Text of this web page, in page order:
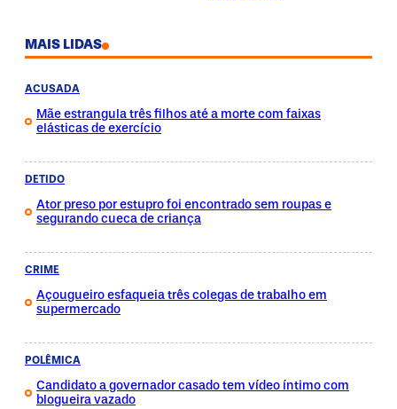
MAIS LIDAS
ACUSADA
Mãe estrangula três filhos até a morte com faixas
elásticas de exercício
DETIDO
Ator preso por estupro foi encontrado sem roupas e
segurando cueca de criança
CRIME
Açougueiro esfaqueia três colegas de trabalho em
supermercado
POLÊMICA
Candidato a governador casado tem vídeo íntimo com
blogueira vazado